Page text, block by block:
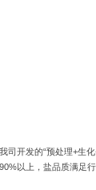
开发的“预处理+生
以上，盐品质满足行